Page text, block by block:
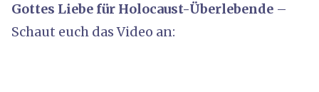
Gottes Liebe für Holocaust-Überlebende –
Schaut euch das Video an: